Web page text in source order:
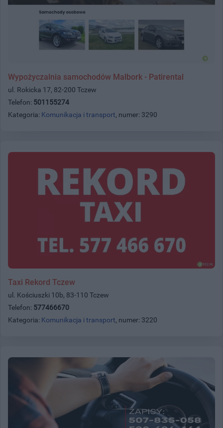
Wypożyczalnia samochodów Malbork - Patirental
ul. Rokicka 17, 82-200 Tczew
Telefon: 501155274
Kategoria: Komunikacja i transport, numer: 3290
Taxi Rekord Tczew
ul. Kościuszki 10b, 83-110 Tczew
Telefon: 577466670
Kategoria: Komunikacja i transport, numer: 3220